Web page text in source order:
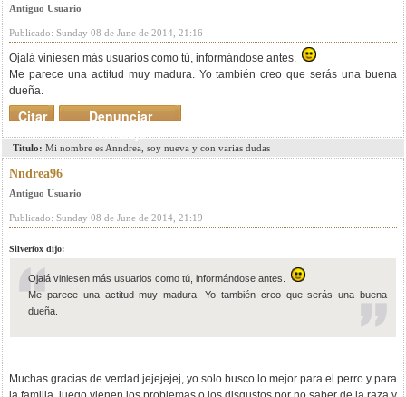
Antiguo Usuario
Publicado: Sunday 08 de June de 2014, 21:16
Ojalá viniesen más usuarios como tú, informándose antes.
Me parece una actitud muy madura. Yo también creo que serás una buena
dueña.
Denunciar
mensaje
Citar
Titulo: Mi nombre es Anndrea, soy nueva y con varias dudas
Nndrea96
Antiguo Usuario
Publicado: Sunday 08 de June de 2014, 21:19
Silverfox dijo:
Ojalá viniesen más usuarios como tú, informándose antes.
Me parece una actitud muy madura. Yo también creo que serás una buena
dueña.
Muchas gracias de verdad jejejejej, yo solo busco lo mejor para el perro y para